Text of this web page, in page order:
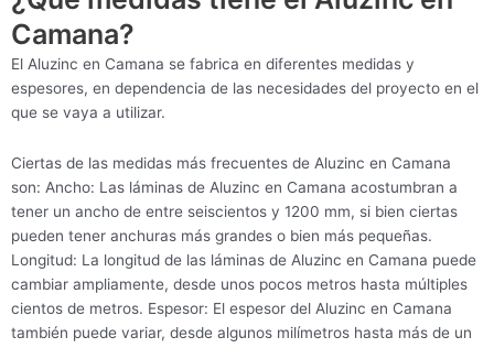
Camana?
El Aluzinc en Camana se fabrica en diferentes medidas y
espesores, en dependencia de las necesidades del proyecto en el
que se vaya a utilizar.
Ciertas de las medidas más frecuentes de Aluzinc en Camana
son: Ancho: Las láminas de Aluzinc en Camana acostumbran a
tener un ancho de entre seiscientos y 1200 mm, si bien ciertas
pueden tener anchuras más grandes o bien más pequeñas.
Longitud: La longitud de las láminas de Aluzinc en Camana puede
cambiar ampliamente, desde unos pocos metros hasta múltiples
cientos de metros. Espesor: El espesor del Aluzinc en Camana
también puede variar, desde algunos milímetros hasta más de un